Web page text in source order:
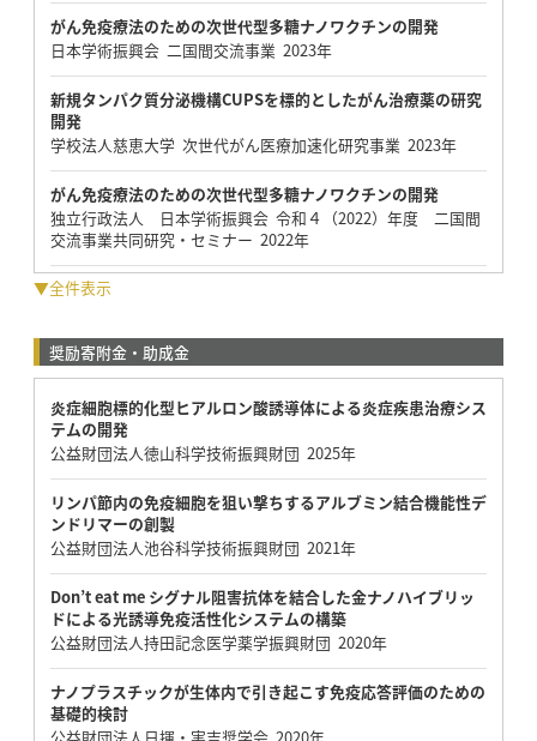
がん免疫療法のための次世代型多糖ナノワクチンの開発
日本学術振興会 二国間交流事業 2023年
新規タンパク質分泌機構CUPSを標的としたがん治療薬の研究
開発
学校法人慈恵大学 次世代がん医療加速化研究事業 2023年
がん免疫療法のための次世代型多糖ナノワクチンの開発
独立行政法人 日本学術振興会 令和４（2022）年度 二国間
交流事業共同研究・セミナー 2022年
▼全件表示
奨励寄附金・助成金
炎症細胞標的化型ヒアルロン酸誘導体による炎症疾患治療シス
テムの開発
公益財団法人徳山科学技術振興財団 2025年
リンパ節内の免疫細胞を狙い撃ちするアルブミン結合機能性デ
ンドリマーの創製
公益財団法人池谷科学技術振興財団 2021年
Don’t eat me シグナル阻害抗体を結合した金ナノハイブリッ
ドによる光誘導免疫活性化システムの構築
公益財団法人持田記念医学薬学振興財団 2020年
ナノプラスチックが生体内で引き起こす免疫応答評価のための
基礎的検討